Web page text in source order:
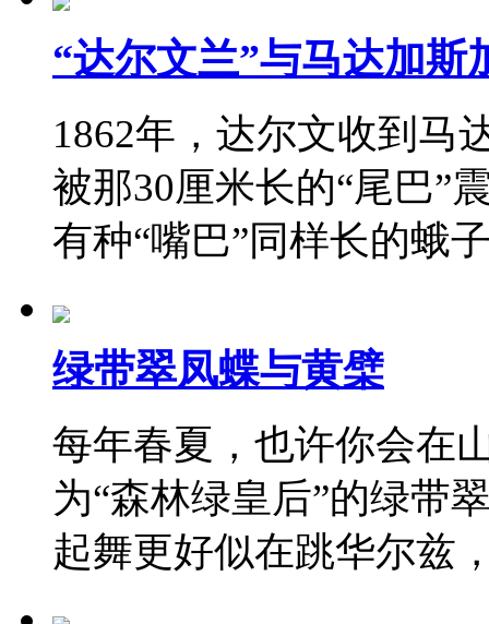
“达尔文兰”与马达加斯
1862年，达尔文收到马
被那30厘米长的“尾巴”
有种“嘴巴”同样长的
绿带翠凤蝶与黄檗
每年春夏，也许你会在
为“森林绿皇后”的绿带
起舞更好似在跳华尔